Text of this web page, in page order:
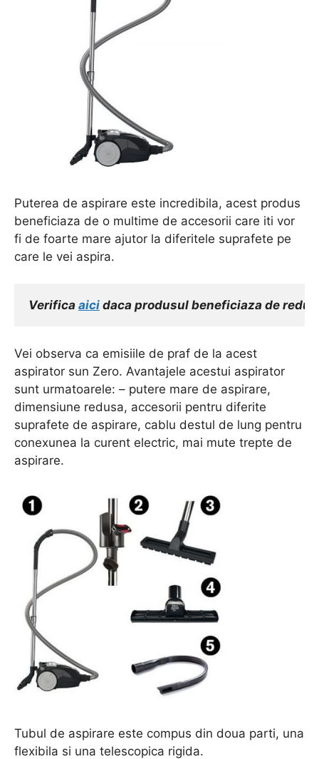
Puterea de aspirare este incredibila, acest produs
beneficiaza de o multime de accesorii care iti vor
fi de foarte mare ajutor la diferitele suprafete pe
care le vei aspira.
Verifica aici daca produsul beneficiaza de
Vei observa ca emisiile de praf de la acest
aspirator sun Zero. Avantajele acestui aspirator
sunt urmatoarele: – putere mare de aspirare,
dimensiune redusa, accesorii pentru diferite
suprafete de aspirare, cablu destul de lung pentru
conexunea la curent electric, mai mute trepte de
aspirare.
Tubul de aspirare este compus din doua parti, una
flexibila si una telescopica rigida.